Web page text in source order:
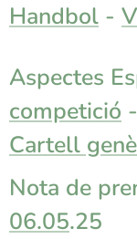
Handbol -
Aspectes
competició -
Cartell
Nota de
06.05.25